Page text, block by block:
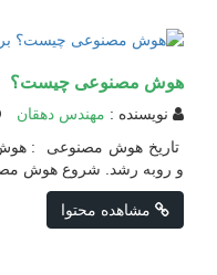
هوش مصنوعی چیست؟
نویسنده : مهندس دهقان
تاريخ هوش مصنوعى :
و روبه رشد. شروع هوش
مشاهده محتوا